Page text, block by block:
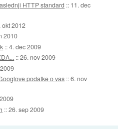
HTTP standard :: 11. dec
okt 2012
2010
::4. dec 2009
::26. nov 2009
podatke o vas ::6. nov
::26. sep 2009